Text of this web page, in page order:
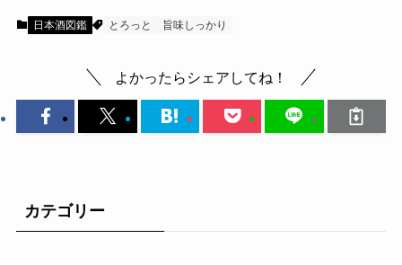
日本酒図鑑 とろっと 旨味しっかり
よかったらシェアしてね！
カテゴリー